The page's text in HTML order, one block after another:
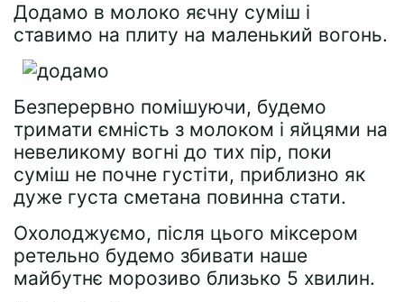
Додамо в молоко яєчну суміш і
ставимо на плиту на маленький вогонь.
Безперервно помішуючи, будемо
тримати ємність з молоком і яйцями на
невеликому вогні до тих пір, поки
суміш не почне густіти, приблизно як
дуже густа сметана повинна стати.
Охолоджуємо, після цього міксером
ретельно будемо збивати наше
майбутнє морозиво близько 5 хвилин.